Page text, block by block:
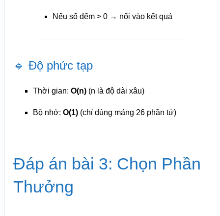
Nếu số đếm > 0 → nối vào kết quả
🔹 Độ phức tạp
Thời gian: O(n)(n là độ dài xâu)
Bộ nhớ: O(1)(chỉ dùng mảng 26 phần tử)
Đáp án bài 3: Chọn Phần
Thưởng